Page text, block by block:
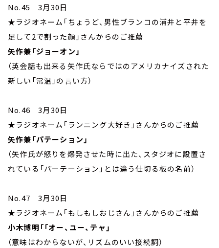
No.45 3月30日
★ラジオネーム「ちょうど、男性ブランコの浦井と平井を
足して2で割った顔」さんからのご推薦
矢作兼「ジョーオン」
（英会話も出来る矢作氏ならではのアメリカナイズされた
新しい「常温」の言い方）
No.46 3月30日
★ラジオネーム「ランニング大好き」さんからのご推薦
矢作兼「パテーション」
（矢作氏が怒りを爆発させた時に出た、スタジオに設置さ
れている「パーテーション」とは違う仕切る板の名前）
No.47 3月30日
★ラジオネーム「もしもしおじさん」さんからのご推薦
小木博明「「オー、ユー、テャ」
（意味はわからないが、リズムのいい接続詞）